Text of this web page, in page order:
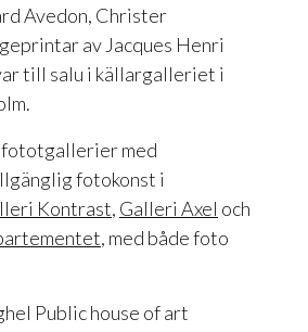
Avedon, Christer
av Jacques Henri
till salu i källargalleriet i
fototgallerier med
fotokonst i
Kontrast, Galleri Axel och
, med både foto